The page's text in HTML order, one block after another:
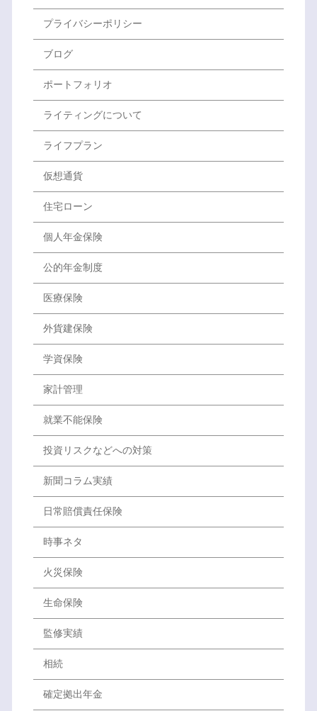
プライバシーポリシー
ブログ
ポートフォリオ
ライティングについて
ライフプラン
仮想通貨
住宅ローン
個人年金保険
公的年金制度
医療保険
外貨建保険
学資保険
家計管理
就業不能保険
投資リスクなどへの対策
新聞コラム実績
日常賠償責任保険
時事ネタ
火災保険
生命保険
監修実績
相続
確定拠出年金